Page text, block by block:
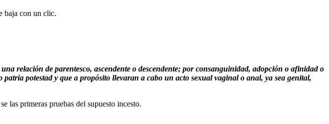
baja con un clic.
relación de parentesco, ascendente o descendente; por consanguinidad, adopción o afinidad o
potestad y que a propósito llevaran a cabo un acto sexual vaginal o anal, ya sea genital,
las primeras pruebas del supuesto incesto.